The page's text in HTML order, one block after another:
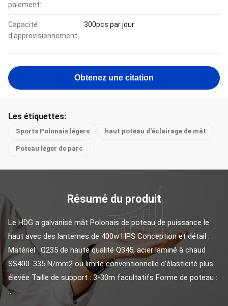
paiement:
Capacité
d'approvisionnement:
300pcs par jour
Obtenez une citation
Les étiquettes:
Sports Polonais légers haut poteau d'éclairage de mât
Poteau léger de parc
Résumé du produit
Le HDG a galvanisé mât Polonais de poteau de puissance le
haut avec des lanternes de 400w HPS Conception et détail :
Matériel : Q235 de haute qualité Q345, acier laminé à chaud
SS400. 335 N/mm2 ou limite conventionnelle d'élasticité plus
élevée Taille de support : 3-30m facultatifs Forme de poteau :
...